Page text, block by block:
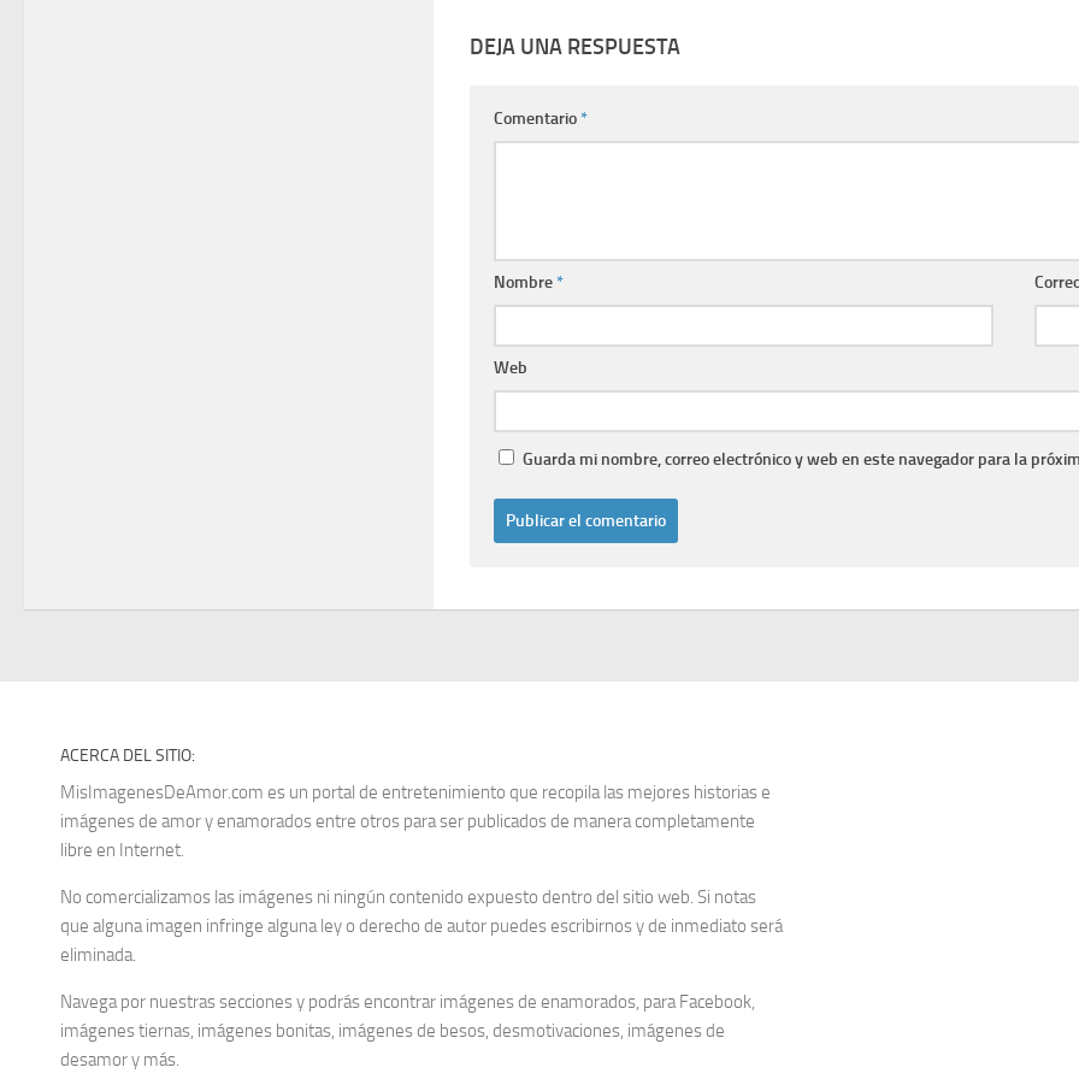
DEJA UNA RESPUESTA
Comentario*
Nombre*
Web
Guarda mi nombre, correo electrónico y web en este navegador para la
ACERCA DEL SITIO:
MisImagenesDeAmor.com es un portal de entretenimiento que recopila las mejores historias e
imágenes de amor y enamorados entre otros para ser publicados de manera completamente
libre en Internet.
No comercializamos las imágenes ni ningún contenido expuesto dentro del sitio web. Si notas
que alguna imagen infringe alguna ley o derecho de autor puedes escribirnos y de inmediato será
eliminada.
Navega por nuestras secciones y podrás encontrar imágenes de enamorados, para Facebook,
imágenes tiernas, imágenes bonitas, imágenes de besos, desmotivaciones, imágenes de
desamor y más.